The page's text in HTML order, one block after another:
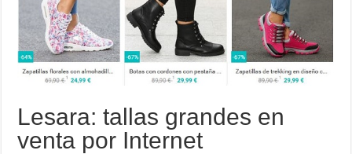
Lesara: tallas grandes en
venta por Internet